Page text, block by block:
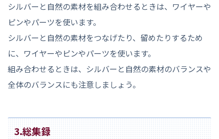
シルバーと自然の素材を組み合わせるときは、ワイヤーや
ピンやパーツを使います。
シルバーと自然の素材をつなげたり、留めたりするため
に、ワイヤーやピンやパーツを使います。
組み合わせるときは、シルバーと自然の素材のバランスや
全体のバランスにも注意しましょう。
3.総集録